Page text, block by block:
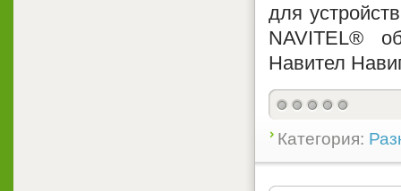
для
NAVITEL®
Навител
Категория: